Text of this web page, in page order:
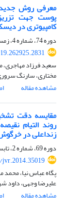
معرفی روش
پوست جهت
کامپیوتری در
دوره 74، شماره 4، زمستان 1398، صفحه
سعید فرزاد
مختاری، سارنگ
مشاهده مقاله
مقایسه دقت
روند التیام
زنداعلی در
دوره 69، شماره 2، تابستان 1393، صفحه
پگاه عباس نیا،
علیرضا وجهی، داود
مشاهده مقاله